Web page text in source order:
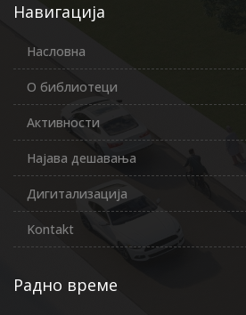
Навигација
Насловна
О библиотеци
Активности
Најава дешавања
Дигитализација
Kontakt
Радно време